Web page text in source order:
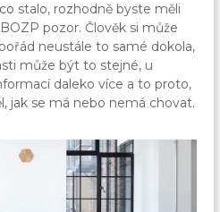
stalo, rozhodně byste měli
pozor.Člověk si může
neustále to samé dokola,
může být to stejné, u
daleko více a to proto,
jak se má nebo nemá chovat.